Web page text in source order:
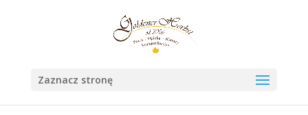
Zaznacz stronę